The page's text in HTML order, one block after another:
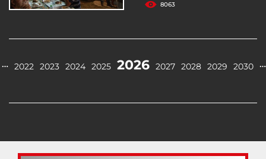
8063
… 2022 2023 2024 2025 2026 2027 2028 2029 2030 …